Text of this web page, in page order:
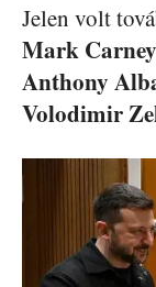
Jelen volt
Mark Carney
Anthony
Volodimir